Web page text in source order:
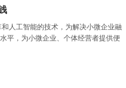
人工智能的技术，为解决小微企业融
平，为小微企业、个体经营者提供便